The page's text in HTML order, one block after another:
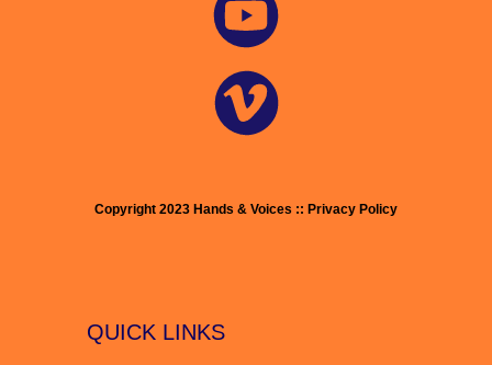
Copyright 2023 Hands & Voices :: Privacy Policy
QUICK LINKS